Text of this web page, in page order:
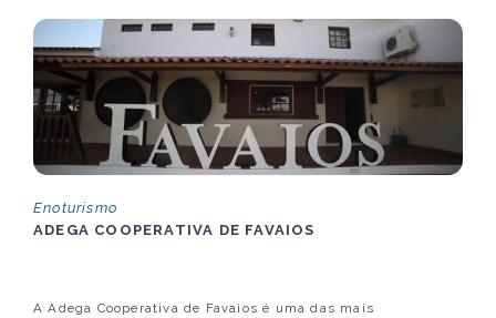
Enoturismo
ADEGA COOPERATIVA DE FAVAIOS
A Adega Cooperativa de Favaios é uma das mais